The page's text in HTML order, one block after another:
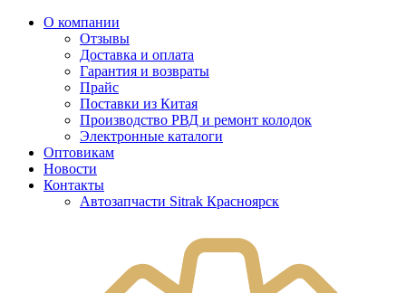
О компании
Отзывы
Доставка и оплата
Гарантия и возвраты
Прайс
Поставки из Китая
Производство РВД и ремонт колодок
Электронные каталоги
Оптовикам
Новости
Контакты
Автозапчасти Sitrak Красноярск